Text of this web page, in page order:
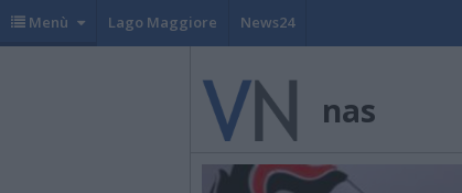
Menù Lago Maggiore News24
nas